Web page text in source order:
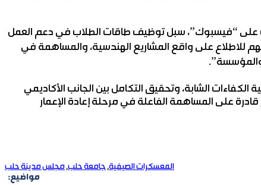
على “فيسبوك”، سبل توظيف طاقات الطلاب في دعم العمل
للاطلاع على واقع المشاريع الهندسية، والمساهمة في
والمؤسسة”.
الشابة، وتحقيق التكامل بين الجانب الأكاديمي
على المساهمة الفاعلة في مرحلة إعادة الإعمار
المعسكرات الصيفية, جامعة حلب,مجلس مدينة حلب
مواضيع: